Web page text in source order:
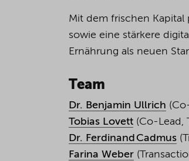
Mit dem frischen Kapital
sowie eine stärkere
Ernährung als neuen
Team
Dr. Benjamin Ullrich
Tobias Lovett (Co-Lead,
Dr. Ferdinand Cadmus
Farina Weber